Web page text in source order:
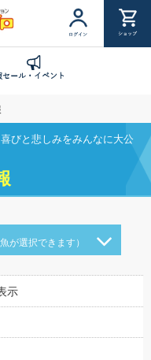
ログイン ショップ
セール・イベント
びと悲しみをみんなに大公
が選択できます）
示